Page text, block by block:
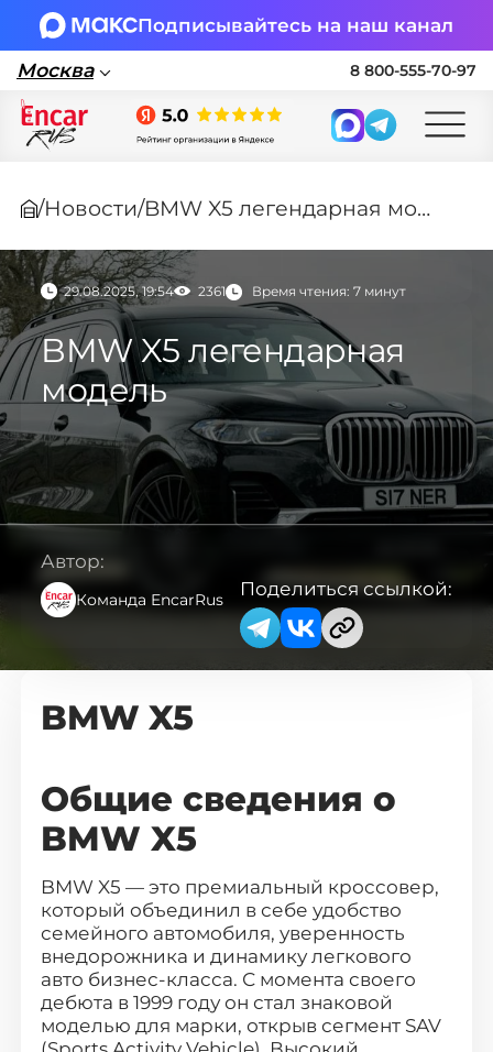
Подписывайтесь на наш канал
Москва
8 800-555-70-97
Поставка автомобилей в Россию по
параллельному импорту
🏎 Заявка на подбор авто
Заполните форму, подберем нужные
варианты авто и свяжемся с вами
Оставить заявку на подбор авто
Каталог авто с Encar
Авто с аукциона AutoHub
Мотоциклы из Кореи
Новые авто из Казахстана
Авто из Китая ↗
О компании
/Новости/ BMW X5 легендарная модель
29.08.2025, 19:54 2361 Время чтения: 7 минут
BMW X5 легендарная
модель
Поделиться ссылкой:
Автор:
Команда EncarRus
BMW X5
Общие сведения о
BMW X5
BMW X5 — это премиальный кроссовер,
который объединил в себе удобство
семейного автомобиля, уверенность
внедорожника и динамику легкового
авто бизнес-класса. С момента своего
дебюта в 1999 году он стал знаковой
моделью для марки, открыв сегмент SAV